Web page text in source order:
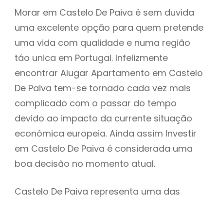
Morar em Castelo De Paiva é sem duvida
uma excelente opção para quem pretende
uma vida com qualidade e numa região
táo unica em Portugal. Infelizmente
encontrar Alugar Apartamento em Castelo
De Paiva tem-se tornado cada vez mais
complicado com o passar do tempo
devido ao impacto da currente situação
económica europeia. Ainda assim Investir
em Castelo De Paiva é considerada uma
boa decisão no momento atual.
Castelo De Paiva representa uma das